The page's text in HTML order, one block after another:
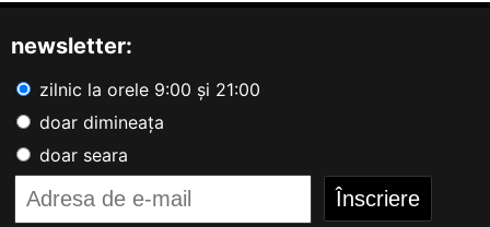
newsletter:
zilnic la orele 9:00 și 21:00
doar dimineața
doar seara